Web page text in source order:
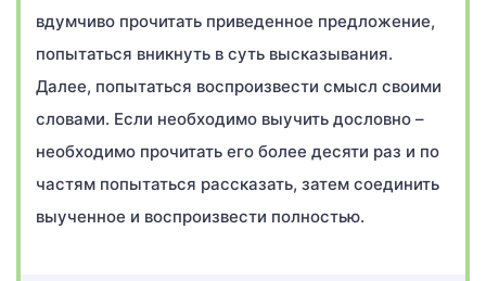
вдумчиво прочитать приведенное предложение,
попытаться вникнуть в суть высказывания.
Далее, попытаться воспроизвести смысл своими
словами. Если необходимо выучить дословно –
необходимо прочитать его более десяти раз и по
частям попытаться рассказать, затем соединить
выученное и воспроизвести полностью.